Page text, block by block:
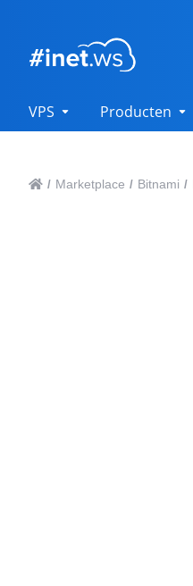
VPS Producten
/ Marketplace / Bitnami /